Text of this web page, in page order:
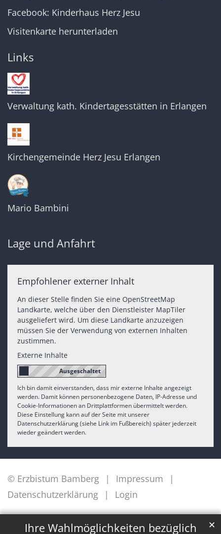
Ihre Wahlmöglichkeiten bezüglich
✕
Facebook: Kinderhaus Herz Jesu
Visitenkarte herunterladen
Links
Verwaltung kath. Kindertagesstätten in Erlangen
Kirchengemeinde Herz Jesu Erlangen
Mario Bambini
Lage und Anfahrt
Empfohlener externer Inhalt
An dieser Stelle finden Sie eine OpenStreetMap
Landkarte, welche über den Dienstleister MapTiler
ausgeliefert wird. Um diese Landkarte anzuzeigen
müssen Sie der Verwendung von externen Inhalten
zustimmen.
Externe Inhalte
Ich bin damit einverstanden, dass mir externe Inhalte angezeigt
werden. Damit können personenbezogene Daten, IP-Adresse und
Cookie-Informationen an Drittplattformen übermittelt werden.
Diese Einstellung kann auf der Seite mit unserer
Datenschutzerklärung (siehe Link im Fußbereich) später jederzeit
wieder geändert werden.
© Erzbistum Bamberg
Impressum
Datenschutzerklärung
Login